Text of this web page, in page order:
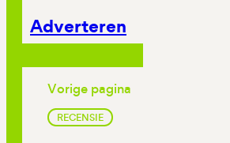
Adverteren
Vorige pagina
RECENSIE